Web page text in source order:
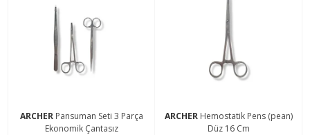
ARCHER Pansuman Seti 3 Parça
Ekonomik Çantasız
ARCHER Hemostatik Pens (pean)
Düz 16 Cm